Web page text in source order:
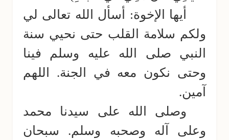
أيها الإخوة: أسأل الله تعالى لي
ولكم سلامة القلب حتى نحيي سنة
النبي صلى الله عليه وسلم فينا
وحتى نكون معه في الجنة. اللهم
آمين.
وصلى الله على سيدنا محمد
وعلى آله وصحبه وسلم. سبحان